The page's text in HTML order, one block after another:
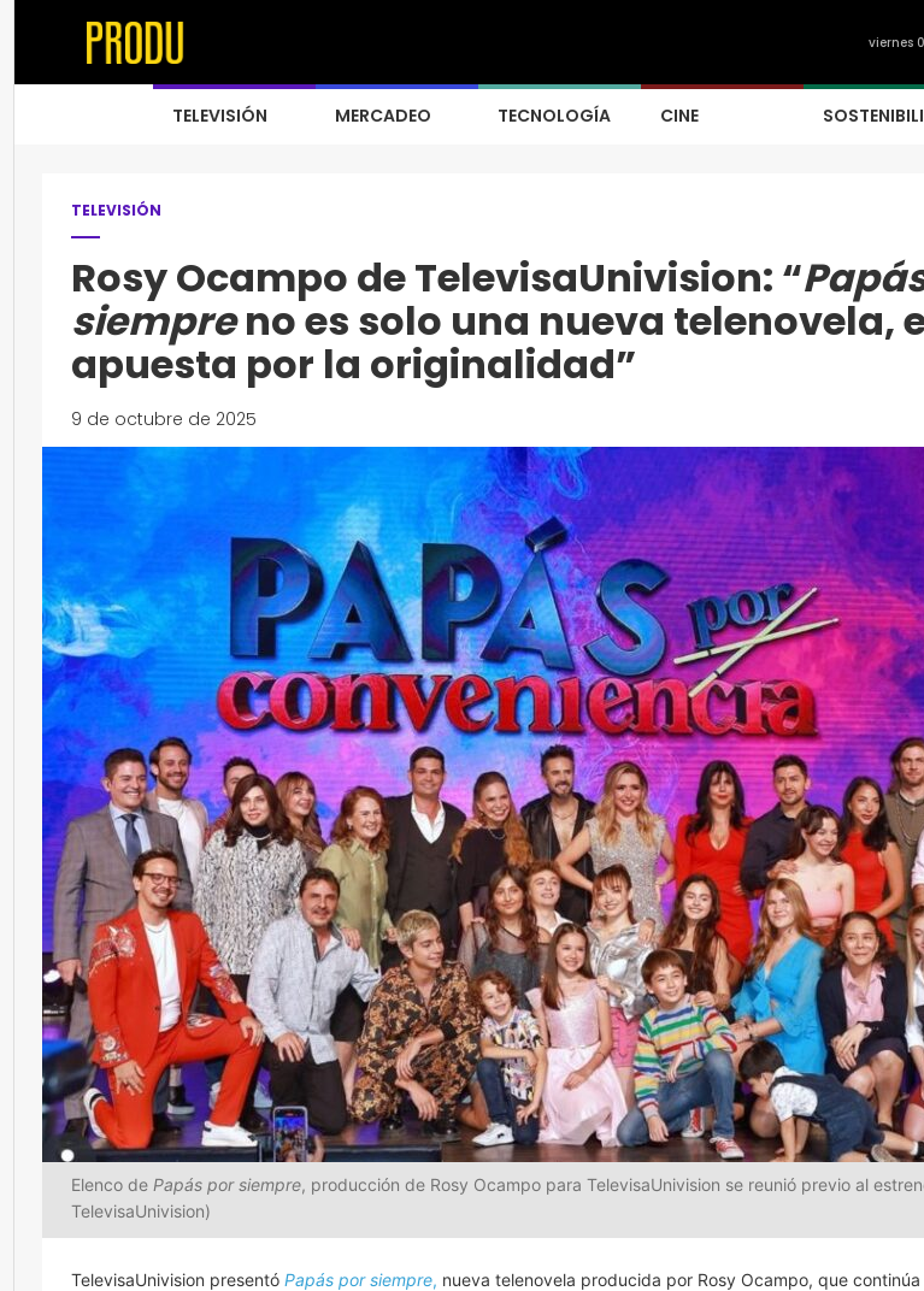
viernes
TELEVISIÓN MERCADEO TECNOLOGÍA CINE
TELEVISIÓN
Rosy Ocampo de TelevisaUnivision: “
siempreno es solo una nueva telenovela,
apuesta por la originalidad”
9 de octubre de 2025
Elenco de Papás por siempre, producción de Rosy Ocampo para TelevisaUnivision se reunió previo al
TelevisaUnivision)
TelevisaUnivision presentó Papás por siempre, nueva telenovela producida por Rosy Ocampo, que